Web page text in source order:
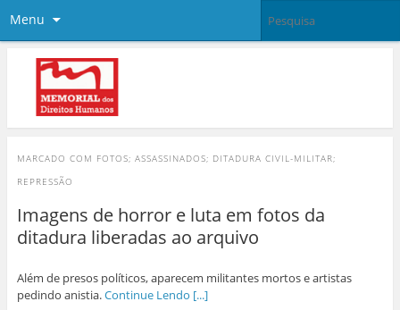
Menu
MARCADO COM FOTOS; ASSASSINADOS; DITADURA CIVIL-MILITAR;
REPRESSÃO
Imagens de horror e luta em fotos da
ditadura liberadas ao arquivo
Além de presos políticos, aparecem militantes mortos e artistas
pedindo anistia.Continue Lendo [...]